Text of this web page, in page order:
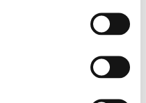
NOUS !
intéresser :